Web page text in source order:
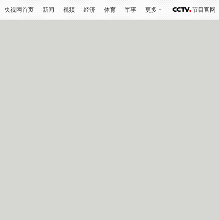
央视网首页 新闻 视频 经济 体育 军事 更多 节目官网